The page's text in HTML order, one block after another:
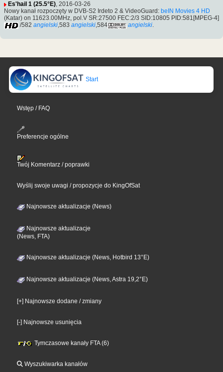
Es'hail 1 (25.5°E), 2016-03-26
Nowy kanał rozpoczęty w DVB-S2 Irdeto 2 & VideoGuard: beIN Movies 4 HD
(Katar) on 11623.00MHz, pol.V SR:27500 FEC:2/3 SID:10805 PID:581[MPEG-4]
/582 angielski,583 angielski,584 angielski.
Start
Wstęp / FAQ
Preferencje ogólne
Twój Komentarz / poprawki
Wyślij swoje uwagi / propozycje do KingOfSat
Najnowsze aktualizacje (News)
Najnowsze aktualizacje
(News, FTA)
Najnowsze aktualizacje (News, Hotbird 13°E)
Najnowsze aktualizacje (News, Astra 19,2°E)
[+] Najnowsze dodane / zmiany
[-] Najnowsze usunięcia
Tymczasowe kanały FTA (6)
Wyszukiwarka kanałów